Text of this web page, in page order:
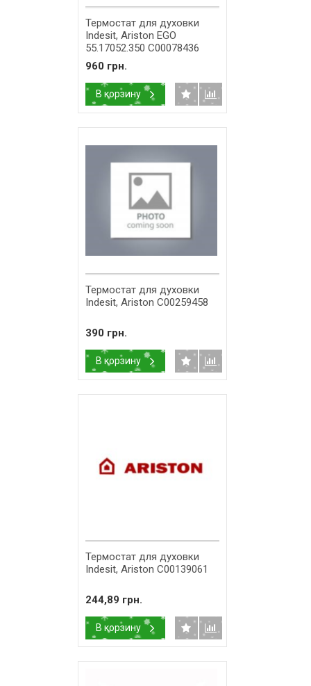
Термостат для духовки
Indesit, Ariston EGO
55.17052.350 C00078436
960 грн.
В корзину
Термостат для духовки
Indesit, Ariston C00259458
390 грн.
В корзину
Термостат для духовки
Indesit, Ariston C00139061
244,89 грн.
В корзину